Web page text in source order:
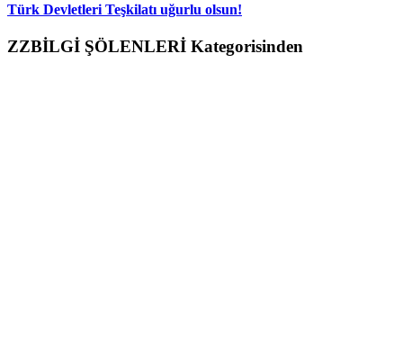
Türk Devletleri Teşkilatı uğurlu olsun!
ZZBİLGİ ŞÖLENLERİ Kategorisinden